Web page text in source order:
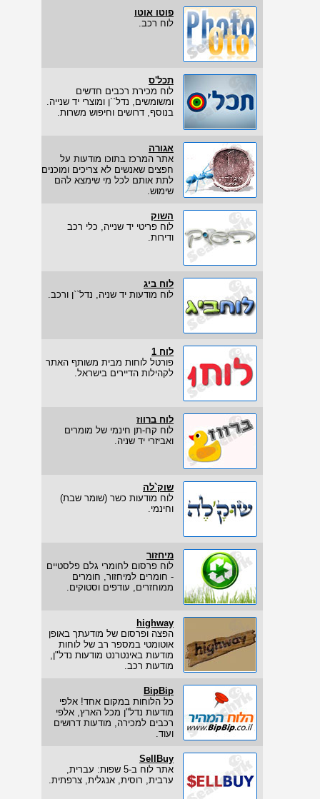
פוטו אוטו
לוח רכב.
תכל'ס
לוח מכירת רכבים חדשים
ומשומשים, נדל``ן ומוצרי יד שנייה.
בנוסף, דרושים וחיפוש משרות.
אגורה
אתר המרכז בתוכו מודעות על
חפצים שאנשים לא צריכים ומוכנים
לתת אותם לכל מי שימצא להם
שימוש.
השוק
לוח פריטי יד שנייה, כלי רכב
ודירות.
לוח ביג
לוח מודעות יד שניה, נדל``ן ורכב.
לוח 1
פורטל לוחות מבית משותף האתר
לקהילות הדיירים בישראל.
לוח ברווז
לוח קח-תן חינמי של מומרים
ואביזרי יד שניה.
שוק`לה
לוח מודעות כשר (שומר שבת)
וחינמי.
מיחזור
לוח פרסום לחומרי גלם פלסטיים
- חומרים למיחזור, חומרים
ממוחזרים, עודפים וסטוקים.
highway
הפצה ופרסום של מודעתך באופן
אוטומטי במספר רב של לוחות
מודעות באינטרנט מודעות נדל"ן,
מודעות רכב.
BipBip
כל הלוחות במקום אחד! אלפי
מודעות נדל"ן מכל הארץ, אלפי
רכבים למכירה, מודעות דרושים
ועוד.
SellBuy
אתר לוח ב-5 שפות: עברית,
ערבית, רוסית, אנגלית, צרפתית.